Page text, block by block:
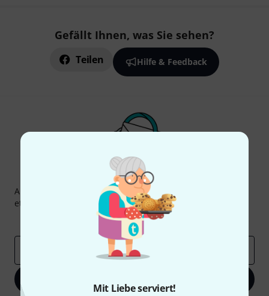
Mit Liebe serviert!
Gefällt Ihnen, was Sie sehen?
Teilen Hilfe & Feedback
Thomann Newsletter
Abonniere den Thomann Newsletter und gewinne mit
etwas Glück einen von
50 Gutscheinenüber jeweils
Inspirierende Beiträge
Deals